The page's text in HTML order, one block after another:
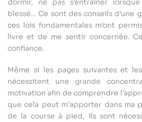
dormir, ne pas s’entraîner
blessé… Ce sont des conseils d’une
ces lois fondamentales m’ont
livre et de me sentir concernée.
confiance.
Même si les pages suivantes et
nécessitent une grande
motivation afin de comprendre
que cela peut m’apporter dans ma
de la course à pied, ils sont